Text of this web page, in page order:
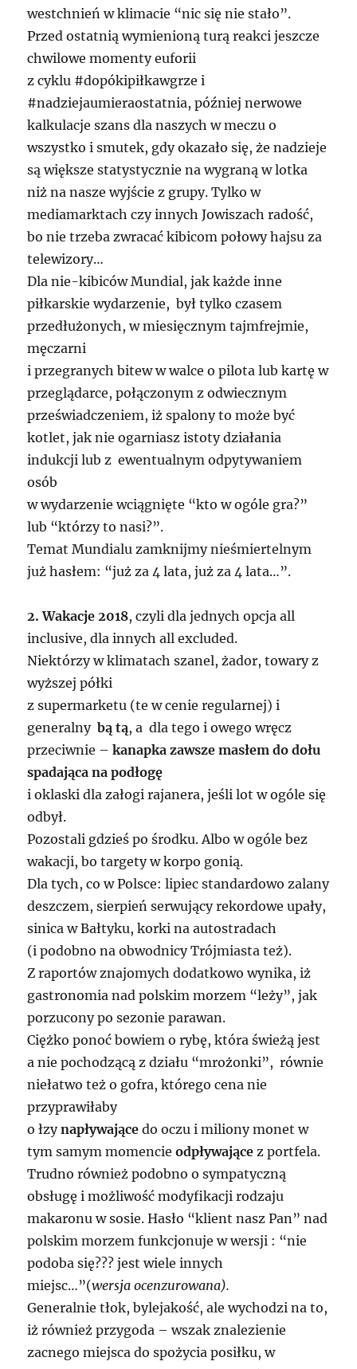
westchnień w klimacie “nic się nie stało”.
Przed ostatnią wymienioną turą reakci jeszcze
chwilowe momenty euforii
z cyklu #dopókipiłkawgrze i
#nadziejaumieraostatnia, później nerwowe
kalkulacje szans dla naszych w meczu o
wszystko i smutek, gdy okazało się, że nadzieje
są większe statystycznie na wygraną w lotka
niż na nasze wyjście z grupy. Tylko w
mediamarktach czy innych Jowiszach radość,
bo nie trzeba zwracać kibicom połowy hajsu za
telewizory…
Dla nie-kibiców Mundial, jak każde inne
piłkarskie wydarzenie, był tylko czasem
przedłużonych, w miesięcznym tajmfrejmie,
męczarni
i przegranych bitew w walce o pilota lub kartę w
przeglądarce, połączonym z odwiecznym
przeświadczeniem, iż spalony to może być
kotlet, jak nie ogarniasz istoty działania
indukcji lub z ewentualnym odpytywaniem
osób
w wydarzenie wciągnięte “kto w ogóle gra?”
lub “którzy to nasi?”.
Temat Mundialu zamknijmy nieśmiertelnym
już hasłem: “już za 4 lata, już za 4 lata…”.
2. Wakacje 2018, czyli dla jednych opcja all
inclusive, dla innych all excluded.
Niektórzy w klimatach szanel, żador, towary z
wyższej półki
z supermarketu (te w cenie regularnej) i
generalnybą tą, a dla tego i owego wręcz
przeciwnie –kanapka zawsze masłem do dołu
spadająca na podłogę
i oklaski dla załogi rajanera, jeśli lot w ogóle się
odbył.
Pozostali gdzieś po środku. Albo w ogóle bez
wakacji, bo targety w korpo gonią.
Dla tych, co w Polsce: lipiec standardowo zalany
deszczem, sierpień serwujący rekordowe upały,
sinica w Bałtyku, korki na autostradach
(i podobno na obwodnicy Trójmiasta też).
Z raportów znajomych dodatkowo wynika, iż
gastronomia nad polskim morzem “leży”, jak
porzucony po sezonie parawan.
Ciężko ponoć bowiem o rybę, która świeżą jest
a nie pochodzącą z działu “mrożonki”, równie
niełatwo też o gofra, którego cena nie
przyprawiłaby
o łzynapływające do oczu i miliony monet w
tym samym momencieodpływające z portfela.
Trudno również podobno o sympatyczną
obsługę i możliwość modyfikacji rodzaju
makaronu w sosie. Hasło “klient nasz Pan” nad
polskim morzem funkcjonuje w wersji : “nie
podoba się??? jest wiele innych
miejsc…”(wersja ocenzurowana).
Generalnie tłok, bylejakość, ale wychodzi na to,
iż również przygoda – wszak znalezienie
zacnego miejsca do spożycia posiłku, w